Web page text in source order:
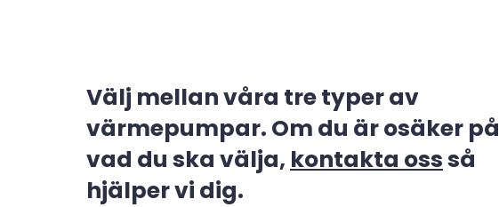
Välj mellan våra tre typer av
värmepumpar. Om du är osäker på
vad du ska välja, kontakta ossså
hjälper vi dig.